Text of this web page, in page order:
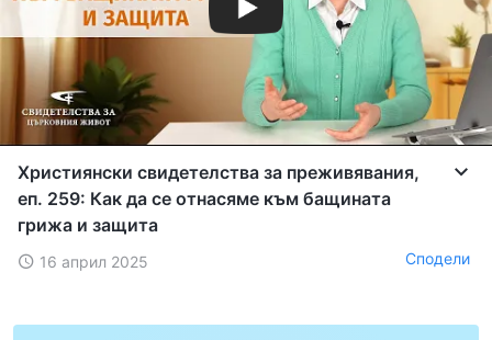
Християнски свидетелства за преживявания,
еп. 259: Как да се отнасяме към бащината
грижа и защита
16 април 2025 Сподели